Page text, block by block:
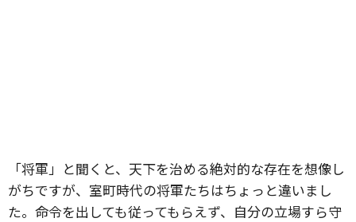
「将軍」と聞くと、天下を治める絶対的な存在を想像し
がちですが、室町時代の将軍たちはちょっと違いまし
た。命令を出しても従ってもらえず、自分の立場すら守